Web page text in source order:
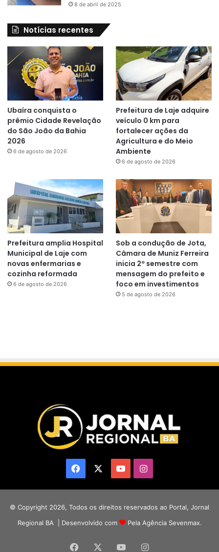
8 de abril de 2025
Notícias recentes
Ubaíra conquista o
prêmio Cidade Revelação
do São João da Bahia
2026
6 de agosto de 2026
Prefeitura de Laje adquire
veículo 0 km para
fortalecer ações da
Agricultura e do Meio
Ambiente
6 de agosto de 2026
Prefeitura amplia Hospital
Municipal de Laje com
novas enfermarias e
cozinha reformada
6 de agosto de 2026
Sob a condução de Jota,
Câmara de Muniz Ferreira
inicia 2º semestre com
mensagem do prefeito e
foco em investimentos
5 de agosto de 2026
Facebook YouTubeInstagram
© Copyright 2026, Todos os direitos reservados ao Portal, Jornal
Regional BA | Desenvolvido com
Pela Agência Sevenmax.
Facebook YouTubeInstagram